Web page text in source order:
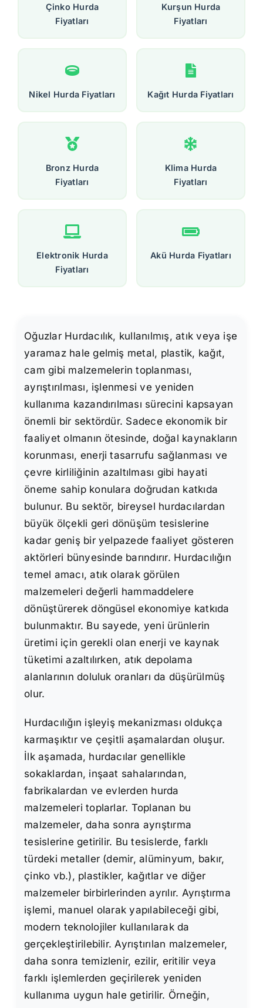
Çinko Hurda
Fiyatları
Kurşun Hurda
Fiyatları
Nikel Hurda Fiyatları Kağıt Hurda Fiyatları
Bronz Hurda
Fiyatları
Klima Hurda
Fiyatları
Elektronik Hurda
Fiyatları
Akü Hurda Fiyatları
Oğuzlar Hurdacılık, kullanılmış, atık veya işe
yaramaz hale gelmiş metal, plastik, kağıt,
cam gibi malzemelerin toplanması,
ayrıştırılması, işlenmesi ve yeniden
kullanıma kazandırılması sürecini kapsayan
önemli bir sektördür. Sadece ekonomik bir
faaliyet olmanın ötesinde, doğal kaynakların
korunması, enerji tasarrufu sağlanması ve
çevre kirliliğinin azaltılması gibi hayati
öneme sahip konulara doğrudan katkıda
bulunur. Bu sektör, bireysel hurdacılardan
büyük ölçekli geri dönüşüm tesislerine
kadar geniş bir yelpazede faaliyet gösteren
aktörleri bünyesinde barındırır. Hurdacılığın
temel amacı, atık olarak görülen
malzemeleri değerli hammaddelere
dönüştürerek döngüsel ekonomiye katkıda
bulunmaktır. Bu sayede, yeni ürünlerin
üretimi için gerekli olan enerji ve kaynak
tüketimi azaltılırken, atık depolama
alanlarının doluluk oranları da düşürülmüş
olur.
Hurdacılığın işleyiş mekanizması oldukça
karmaşıktır ve çeşitli aşamalardan oluşur.
İlk aşamada, hurdacılar genellikle
sokaklardan, inşaat sahalarından,
fabrikalardan ve evlerden hurda
malzemeleri toplarlar. Toplanan bu
malzemeler, daha sonra ayrıştırma
tesislerine getirilir. Bu tesislerde, farklı
türdeki metaller (demir, alüminyum, bakır,
çinko vb.), plastikler, kağıtlar ve diğer
malzemeler birbirlerinden ayrılır. Ayrıştırma
işlemi, manuel olarak yapılabileceği gibi,
modern teknolojiler kullanılarak da
gerçekleştirilebilir. Ayrıştırılan malzemeler,
daha sonra temizlenir, ezilir, eritilir veya
farklı işlemlerden geçirilerek yeniden
kullanıma uygun hale getirilir. Örneğin,